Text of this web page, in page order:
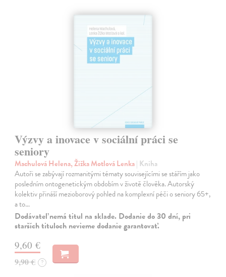
Výzvy a inovace v sociální práci se
seniory
Machulová Helena, Žižka Motlová Lenka| Kniha
Autoři se zabývají rozmanitými tématy souvisejícími se stářím jako
posledním ontogenetickým obdobím v životě člověka. Autorský
kolektiv přináší mezioborový pohled na komplexní péči o seniory 65+,
a to…
Dodávateľ nemá titul na sklade. Dodanie do 30 dní, pri
starších tituloch nevieme dodanie garantovať.
9,60 €
9,90 € ?